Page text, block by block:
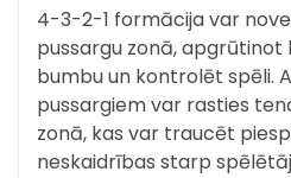
4-3-2-1 formācija var
pussargu zonā,
bumbu un kontrolēt spēli.
pussargiem var rasties
zonā, kas var traucēt
neskaidrības starp